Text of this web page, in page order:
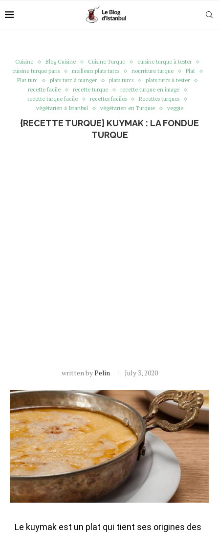
Cuisine Blog Cuisine Cuisine Turque
cuisine turque à tester
cuisine turque paris
meilleurs plats turcs nourriture turque
Plat
Plat turc
plats turc à manger plats turcs
plats turcs à tester
recette facile
recette turque
recette turque en image
recette turque facile
recettes faciles
Recettes turques
végétarien à Istanbul
végétarien en Turquie veggie
{RECETTE TURQUE} KUYMAK : LA FONDUE
TURQUE
written byPelin July 3, 2020
Le kuymak est un plat qui tient ses origines des